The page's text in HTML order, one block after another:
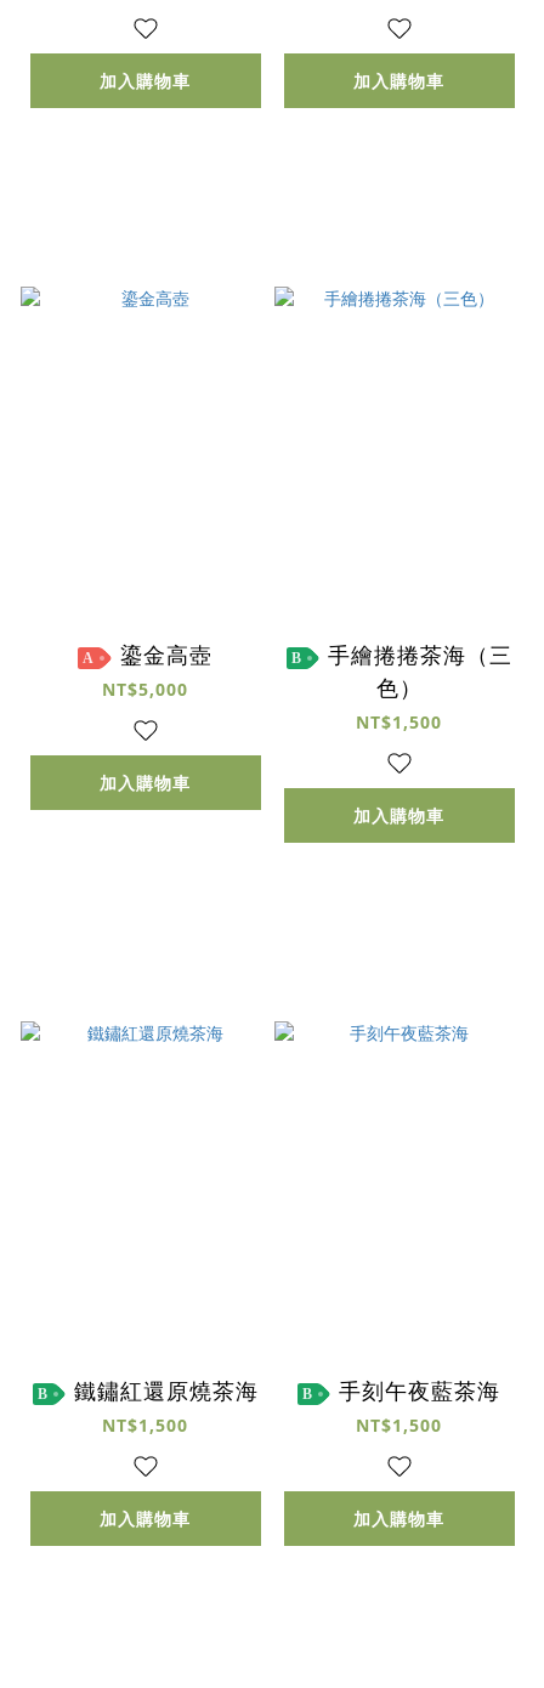
加入購物車 加入購物車
A 鎏金高壺
NT$5,000
加入購物車
B
色）
NT$1,500
加入購物車
B 鐵鏽紅還原燒茶海
NT$1,500
加入購物車
B 手刻午夜藍茶海
NT$1,500
加入購物車